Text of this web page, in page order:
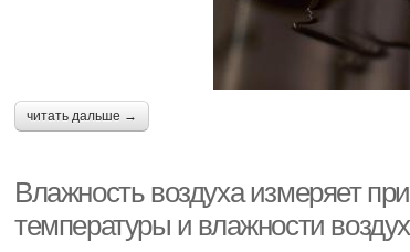
читать дальше →
Влажность воздуха измеряет
температуры и влажности